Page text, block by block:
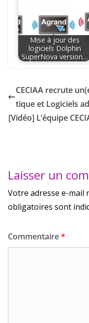
Mise à jour des
logiciels Dolphin
SuperNova version…
CECIAA recrute
tique et Logiciels
[Vidéo] L’équipe
Laisser un
Votre adresse e-mail
obligatoires sont
Commentaire*